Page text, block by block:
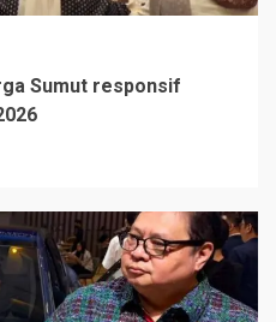
Sumut responsif